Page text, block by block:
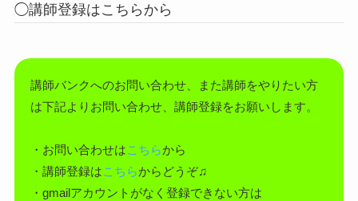
◯講師登録はこちらから
講師バンクへのお問い合わせ、また講師をやりたい方
は下記よりお問い合わせ、講師登録をお願いします。
・お問い合わせはこちらから
・講師登録はこちらからどうぞ♫
・gmailアカウントがなく登録できない方は